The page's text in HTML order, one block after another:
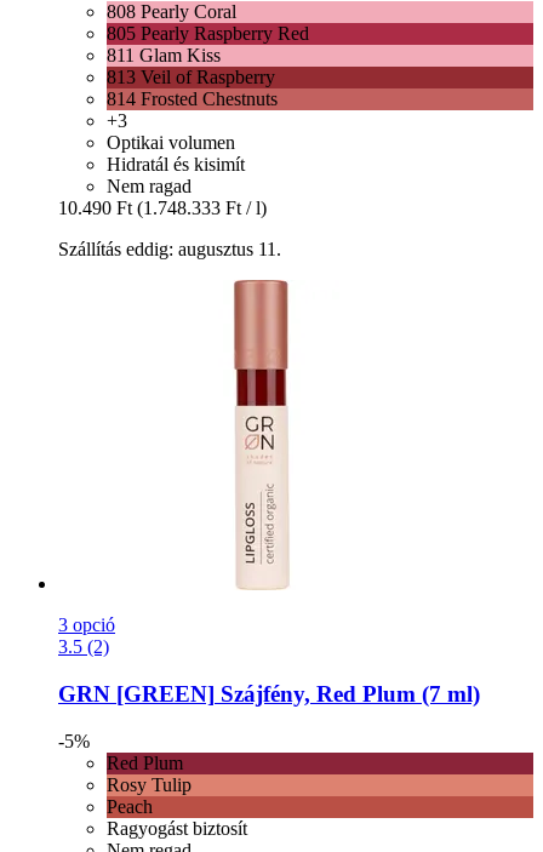
808 Pearly Coral
805 Pearly Raspberry Red
811 Glam Kiss
813 Veil of Raspberry
814 Frosted Chestnuts
+3
Optikai volumen
Hidratál és kisimít
Nem ragad
10.490 Ft (1.748.333 Ft / l)
Szállítás eddig: augusztus 11.
3 opció
3.5 (2)
GRN [GREEN] Szájfény, Red Plum (7 ml)
-5%
Red Plum
Rosy Tulip
Peach
Ragyogást biztosít